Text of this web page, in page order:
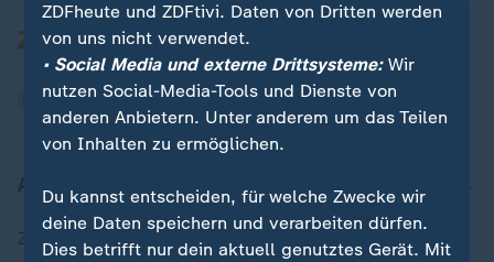
Aktuell bei ZDFheute
Zuletzt veröffentlicht
ZDFheute und ZDFtivi. Daten von Dritten werden
von uns nicht verwendet.
• Social Media und externe Drittsysteme:Wir
nutzen Social-Media-Tools und Dienste von
anderen Anbietern. Unter anderem um das Teilen
von Inhalten zu ermöglichen.
Du kannst entscheiden, für welche Zwecke wir
deine Daten speichern und verarbeiten dürfen.
Dies betrifft nur dein aktuell genutztes Gerät. Mit